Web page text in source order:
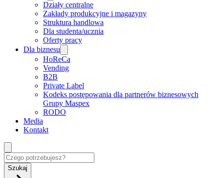
Działy centralne
Zakłady produkcyjne i magazyny
Struktura handlowa
Dla studenta/ucznia
Oferty pracy
Dla biznesu
HoReCa
Vending
B2B
Private Label
Kodeks postępowania dla partnerów biznesowych
Grupy Maspex
RODO
Media
Kontakt
Szukaj